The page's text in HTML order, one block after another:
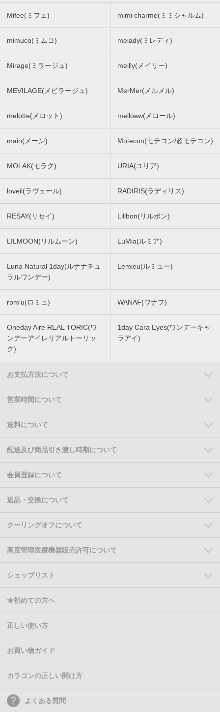
Mifee(ミフェ) mimi charme(ミミシャルム)
mimuco(ミムコ) melady(ミレディ)
Mirage(ミラージュ) meilly(メイリー)
MEVILAGE(メビラージュ) MerMer(メルメル)
melotte(メロット) melloew(メロール)
main(メーン) Motecon(モテコン/超モテコン)
MOLAK(モラク) URIA(ユリア)
loveil(ラヴェール) RADIRIS(ラディリス)
RESAY(リセイ) Lillbon(リルボン)
LILMOON(リルムーン) LuMia(ルミア)
Luna Natural 1day(ルナナチュ
ラルワンデー)
Lemieu(ルミュー)
rom'u(ロミュ) WANAF(ワナフ)
Oneday Aire REAL TORIC(ワ
ンデーアイレリアルトーリッ
ク)
1day Cara Eyes(ワンデーキャ
ラアイ)
お支払方法について
営業時間について
送料について
配送及び商品引き渡し時期について
会員登録について
返品・交換について
クーリングオフについて
高度管理医療機器販売許可について
ショップリスト
★初めての方へ
正しい使い方
お買い物ガイド
カラコンの正しい開け方
よくある質問